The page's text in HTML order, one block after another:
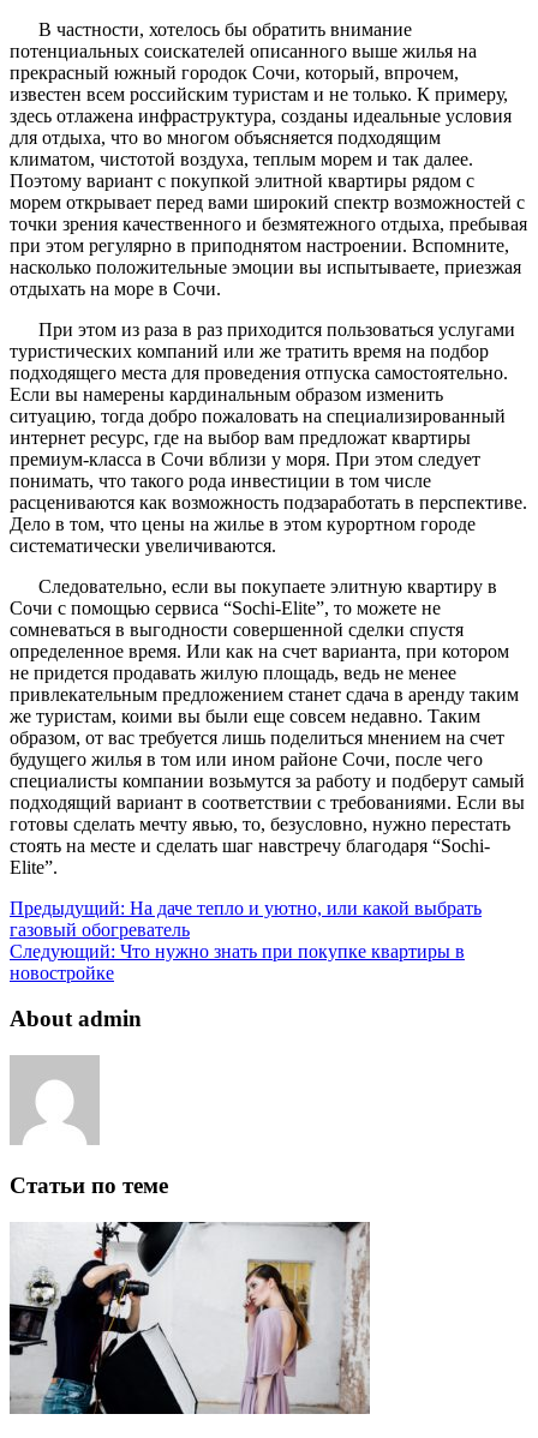
В частности, хотелось бы обратить внимание
потенциальных соискателей описанного выше жилья на
прекрасный южный городок Сочи, который, впрочем,
известен всем российским туристам и не только. К примеру,
здесь отлажена инфраструктура, созданы идеальные условия
для отдыха, что во многом объясняется подходящим
климатом, чистотой воздуха, теплым морем и так далее.
Поэтому вариант с покупкой элитной квартиры рядом с
морем открывает перед вами широкий спектр возможностей с
точки зрения качественного и безмятежного отдыха, пребывая
при этом регулярно в приподнятом настроении. Вспомните,
насколько положительные эмоции вы испытываете, приезжая
отдыхать на море в Сочи.
При этом из раза в раз приходится пользоваться услугами
туристических компаний или же тратить время на подбор
подходящего места для проведения отпуска самостоятельно.
Если вы намерены кардинальным образом изменить
ситуацию, тогда добро пожаловать на специализированный
интернет ресурс, где на выбор вам предложат квартиры
премиум-класса в Сочи вблизи у моря. При этом следует
понимать, что такого рода инвестиции в том числе
расцениваются как возможность подзаработать в перспективе.
Дело в том, что цены на жилье в этом курортном городе
систематически увеличиваются.
Следовательно, если вы покупаете элитную квартиру в
Сочи с помощью сервиса “Sochi-Elite”, то можете не
сомневаться в выгодности совершенной сделки спустя
определенное время. Или как на счет варианта, при котором
не придется продавать жилую площадь, ведь не менее
привлекательным предложением станет сдача в аренду таким
же туристам, коими вы были еще совсем недавно. Таким
образом, от вас требуется лишь поделиться мнением на счет
будущего жилья в том или ином районе Сочи, после чего
специалисты компании возьмутся за работу и подберут самый
подходящий вариант в соответствии с требованиями. Если вы
готовы сделать мечту явью, то, безусловно, нужно перестать
стоять на месте и сделать шаг навстречу благодаря “Sochi-
Elite”.
Предыдущий: На даче тепло и уютно, или какой выбрать
газовый обогреватель
Следующий: Что нужно знать при покупке квартиры в
новостройке
About admin
Статьи по теме